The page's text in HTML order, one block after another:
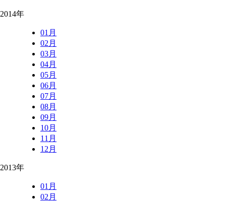
2014年
01月
02月
03月
04月
05月
06月
07月
08月
09月
10月
11月
12月
2013年
01月
02月